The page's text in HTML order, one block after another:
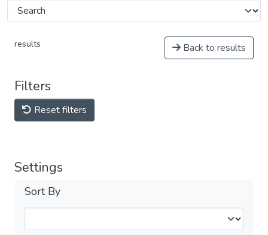
results Back to results
Filters
Reset filters
Settings
Sort By